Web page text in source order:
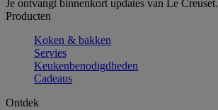
Je ontvangt binnenkort updates van Le Creuset.
Producten
Koken & bakken
Servies
Keukenbenodigdheden
Cadeaus
Ontdek